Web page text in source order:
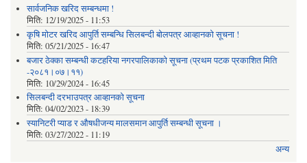
सार्वजनिक खरिद सम्बन्धमा !
मिति: 12/19/2025 - 11:53
कृषि मोटर खरिद आपुर्ति सम्बन्धि सिलबन्दी बोलपत्र आव्हानको सूचना !
मिति: 05/21/2025 - 16:47
बजार ठेक्का सम्बन्धी कटहरिया नगरपालिकाको सूचना (प्रथम पटक प्रकाशित मिति
-२०८१।०७।११)
मिति: 10/29/2024 - 16:45
सिलबन्दी दरभाउपत्र आव्हानको सूचना
मिति: 04/02/2023 - 18:39
स्यानिटरी प्याड र ‌औषधीजन्य मालसमान आपुर्ति सम्बन्धी सूचना ।
मिति: 03/27/2022 - 11:19
अन्य